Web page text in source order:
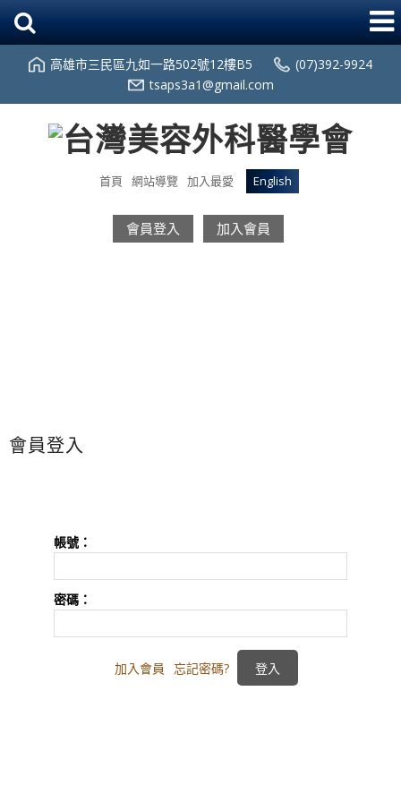
高雄市三民區九如一路502號12樓B5
(07)392-9924
tsaps3a1@gmail.com
首頁 網站導覽 加入最愛 English
會員登入 加入會員
會員登入
帳號：
密碼：
加入會員 忘記密碼?